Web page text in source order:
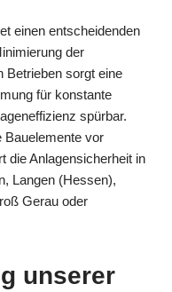
einen entscheidenden
der
Betrieben sorgt eine
für konstante
spürbar.
Bauelemente vor
die Anlagensicherheit in
Langen (Hessen),
Gerau oder
unserer